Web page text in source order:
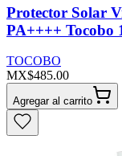
Protector Solar
PA++++ Tocobo
TOCOBO
MX$485.00
Agregar al carrito